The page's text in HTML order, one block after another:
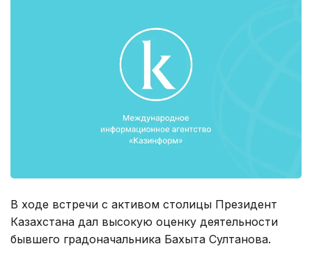
В ходе встречи с активом столицы Президент
Казахстана дал высокую оценку деятельности
бывшего градоначальника Бахыта Султанова.